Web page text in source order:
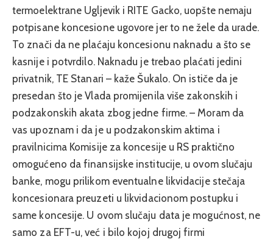
termoelektrane Ugljevik i RITE Gacko, uopšte nemaju
potpisane koncesione ugovore jer to ne žele da urade.
To znači da ne plaćaju koncesionu naknadu a što se
kasnije i potvrdilo. Naknadu je trebao plaćati jedini
privatnik, TE Stanari – kaže Šukalo. On ističe da je
presedan što je Vlada promijenila više zakonskih i
podzakonskih akata zbog jedne firme. – Moram da
vas upoznam i da je u podzakonskim aktima i
pravilnicima Komisije za koncesije u RS praktično
omogućeno da finansijske institucije, u ovom slučaju
banke, mogu prilikom eventualne likvidacije stečaja
koncesionara preuzeti u likvidacionom postupku i
same koncesije. U ovom slučaju data je mogućnost, ne
samo za EFT-u, već i bilo kojoj drugoj firmi